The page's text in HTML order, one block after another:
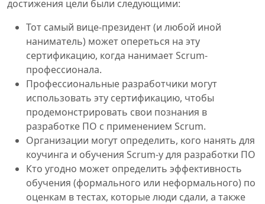
достижения цели были следующими:
Тот самый вице-президент (и любой иной
наниматель) может опереться на эту
сертификацию, когда нанимает Scrum-
профессионала.
Профессиональные разработчики могут
использовать эту сертификацию, чтобы
продемонстрировать свои познания в
разработке ПО с применением Scrum.
Организации могут определить, кого нанять для
коучинга и обучения Scrum-у для разработки ПО
Кто угодно может определить эффективность
обучения (формального или неформального) по
оценкам в тестах, которые люди сдали, а также